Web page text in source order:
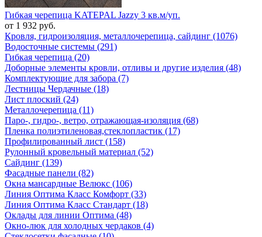
Гибкая черепица KATEPAL Jazzy 3 кв.м/уп.
от 1 932 руб.
Кровля, гидроизоляция, металлочерепица, сайдинг (1076)
Водосточные системы (291)
Гибкая черепица (20)
Доборные элементы кровли, отливы и другие изделия (48)
Комплектующие для забора (7)
Лестницы Чердачные (18)
Лист плоский (24)
Металлочерепица (11)
Паро-, гидро-, ветро, отражающая-изоляция (68)
Пленка полиэтиленовая,стеклопластик (17)
Профилированный лист (158)
Рулонный кровельный материал (52)
Сайдинг (139)
Фасадные панели (82)
Окна мансардные Велюкс (106)
Линия Оптима Класс Комфорт (33)
Линия Оптима Класс Стандарт (18)
Оклады для линии Оптима (48)
Окно-люк для холодных чердаков (4)